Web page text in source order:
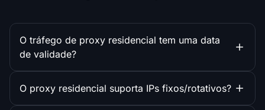
O tráfego de proxy residencial tem uma data
de validade?
O proxy residencial suporta IPs fixos/rotativos?